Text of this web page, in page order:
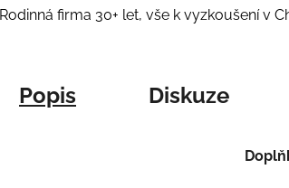
Rodinná firma 30+ let, vše k vyzkoušení v
Popis Diskuze